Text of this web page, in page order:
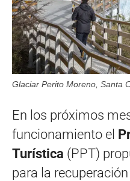
Glaciar Perito Moreno, Santa
En los próximos
funcionamiento el
Turística (PPT)
para la